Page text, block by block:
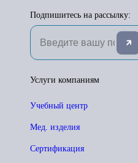
Подпишитесь на рассылку:
Услуги компаниям
Учебный центр
Мед. изделия
Сертификация